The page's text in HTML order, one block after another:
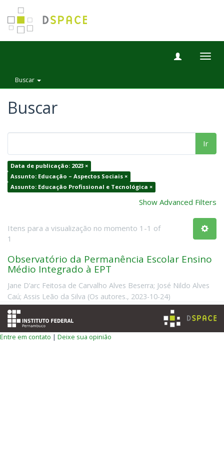
Buscar
Buscar
Ir
Data de publicação: 2023 ×
Assunto: Educação – Aspectos Sociais ×
Assunto: Educação Profissional e Tecnológica ×
Show Advanced Filters
Itens para a visualização no momento 1-1 of
1
Observatório da Permanência Escolar Ensino
Médio Integrado à EPT
Jane D’arc Feitosa de Carvalho Alves Beserra; José Nildo Alves
Caú; Assis Leão da Silva (Os autores., 2023-10-24)
Entre em contato | Deixe sua opinião